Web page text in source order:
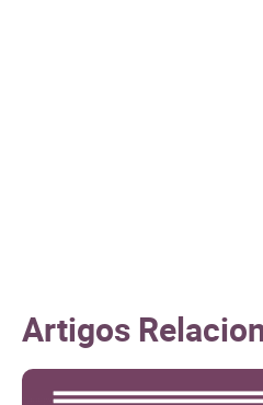
Artigos